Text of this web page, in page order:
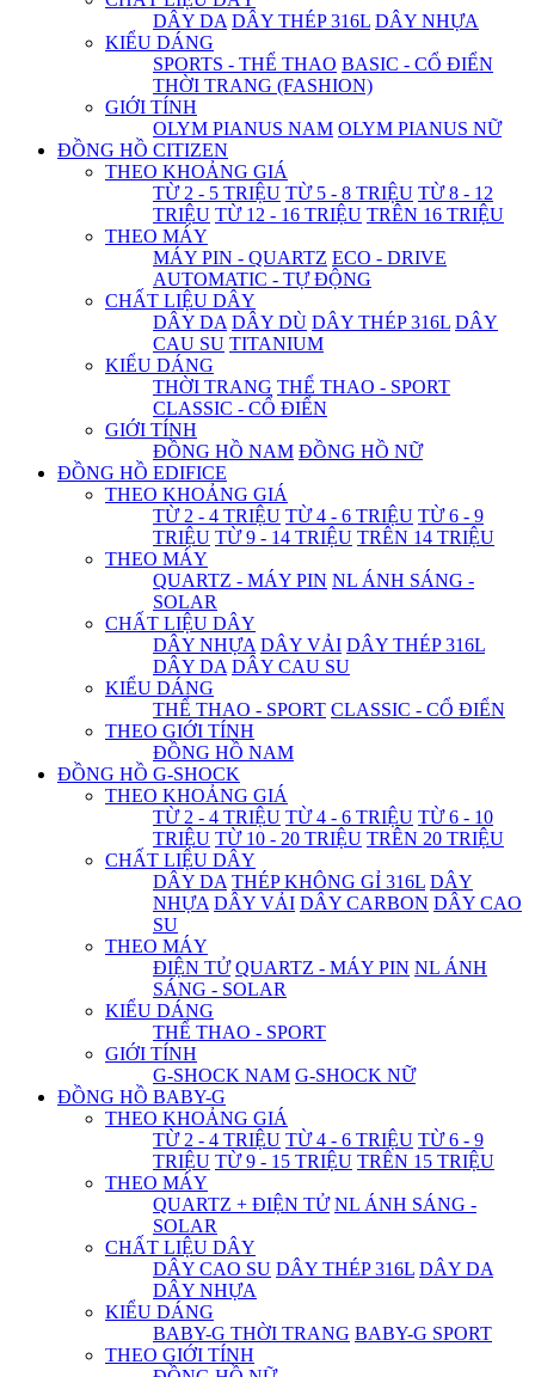
DÂY DA DÂY THÉP 316L DÂY NHỰA
KIỂU DÁNG
SPORTS - THỂ THAO BASIC - CỔ ĐIỂN
THỜI TRANG (FASHION)
GIỚI TÍNH
OLYM PIANUS NAM OLYM PIANUS NỮ
ĐỒNG HỒ CITIZEN
THEO KHOẢNG GIÁ
TỪ 2 - 5 TRIỆU TỪ 5 - 8 TRIỆU TỪ 8 - 12
TRIỆU TỪ 12 - 16 TRIỆU TRÊN 16 TRIỆU
THEO MÁY
MÁY PIN - QUARTZ ECO - DRIVE
AUTOMATIC - TỰ ĐỘNG
CHẤT LIỆU DÂY
DÂY DA DÂY DÙ DÂY THÉP 316L DÂY
CAU SU TITANIUM
KIỂU DÁNG
THỜI TRANG THỂ THAO - SPORT
CLASSIC - CỔ ĐIỂN
GIỚI TÍNH
ĐỒNG HỒ NAM ĐỒNG HỒ NỮ
ĐỒNG HỒ EDIFICE
THEO KHOẢNG GIÁ
TỪ 2 - 4 TRIỆU TỪ 4 - 6 TRIỆU TỪ 6 - 9
TRIỆU TỪ 9 - 14 TRIỆU TRÊN 14 TRIỆU
THEO MÁY
QUARTZ - MÁY PIN NL ÁNH SÁNG -
SOLAR
CHẤT LIỆU DÂY
DÂY NHỰA DÂY VẢI DÂY THÉP 316L
DÂY DA DÂY CAU SU
KIỂU DÁNG
THỂ THAO - SPORT CLASSIC - CỔ ĐIỂN
THEO GIỚI TÍNH
ĐỒNG HỒ NAM
ĐỒNG HỒ G-SHOCK
THEO KHOẢNG GIÁ
TỪ 2 - 4 TRIỆU TỪ 4 - 6 TRIỆU TỪ 6 - 10
TRIỆU TỪ 10 - 20 TRIỆU TRÊN 20 TRIỆU
CHẤT LIỆU DÂY
DÂY DA THÉP KHÔNG GỈ 316L DÂY
NHỰA DÂY VẢI DÂY CARBON DÂY CAO
SU
THEO MÁY
ĐIỆN TỬ QUARTZ - MÁY PIN NL ÁNH
SÁNG - SOLAR
KIỂU DÁNG
THỂ THAO - SPORT
GIỚI TÍNH
G-SHOCK NAM G-SHOCK NỮ
ĐỒNG HỒ BABY-G
THEO KHOẢNG GIÁ
TỪ 2 - 4 TRIỆU TỪ 4 - 6 TRIỆU TỪ 6 - 9
TRIỆU TỪ 9 - 15 TRIỆU TRÊN 15 TRIỆU
THEO MÁY
QUARTZ + ĐIỆN TỬ NL ÁNH SÁNG -
SOLAR
CHẤT LIỆU DÂY
DÂY CAO SU DÂY THÉP 316L DÂY DA
DÂY NHỰA
KIỂU DÁNG
BABY-G THỜI TRANG BABY-G SPORT
THEO GIỚI TÍNH